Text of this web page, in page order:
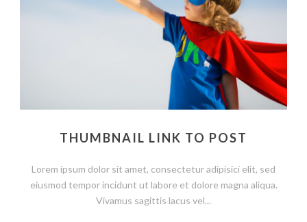
THUMBNAIL LINK TO POST
Lorem ipsum dolor sit amet, consectetur adipisici elit, sed
eiusmod tempor incidunt ut labore et dolore magna aliqua.
Vivamus sagittis lacus vel...